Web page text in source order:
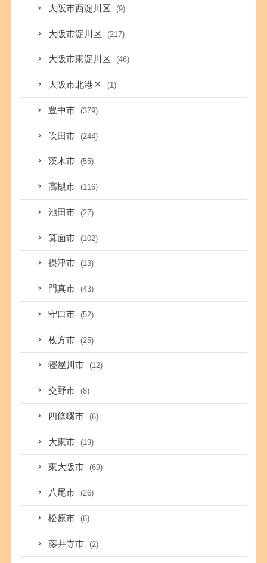
大阪市西淀川区 (9)
大阪市淀川区 (217)
大阪市東淀川区 (46)
大阪市北港区 (1)
豊中市 (379)
吹田市 (244)
茨木市 (55)
高槻市 (116)
池田市 (27)
箕面市 (102)
摂津市 (13)
門真市 (43)
守口市 (52)
枚方市 (25)
寝屋川市 (12)
交野市 (8)
四條畷市 (6)
大東市 (19)
東大阪市 (69)
八尾市 (26)
松原市 (6)
藤井寺市 (2)